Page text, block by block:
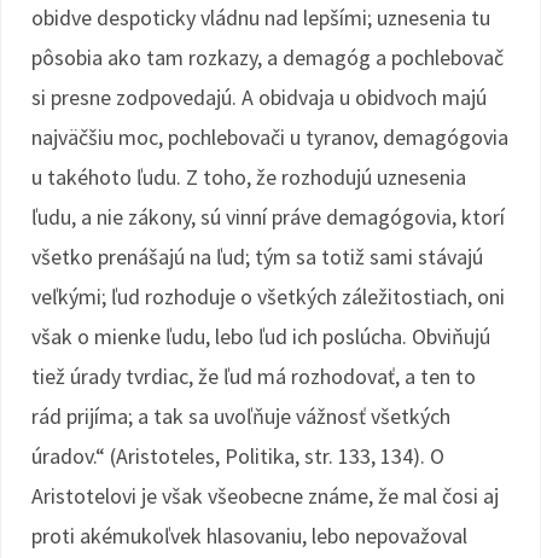
obidve despoticky vládnu nad lepšími; uznesenia tu
pôsobia ako tam rozkazy, a demagóg a pochlebovač
si presne zodpovedajú. A obidvaja u obidvoch majú
najväčšiu moc, pochlebovači u tyranov, demagógovia
u takéhoto ľudu. Z toho, že rozhodujú uznesenia
ľudu, a nie zákony, sú vinní práve demagógovia, ktorí
všetko prenášajú na ľud; tým sa totiž sami stávajú
veľkými; ľud rozhoduje o všetkých záležitostiach, oni
však o mienke ľudu, lebo ľud ich poslúcha. Obviňujú
tiež úrady tvrdiac, že ľud má rozhodovať, a ten to
rád prijíma; a tak sa uvoľňuje vážnosť všetkých
úradov.“ (Aristoteles, Politika, str. 133, 134). O
Aristotelovi je však všeobecne známe, že mal čosi aj
proti akémukoľvek hlasovaniu, lebo nepovažoval